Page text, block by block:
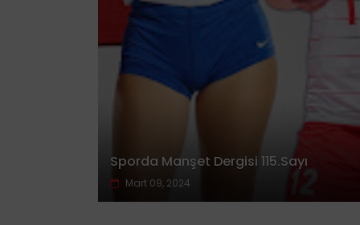
Sporda Manşet Dergisi 115.Sayı
Mart 09, 2024